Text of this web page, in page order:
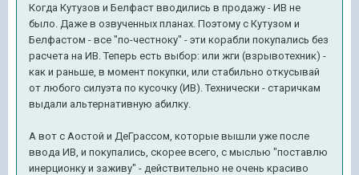
Когда Кутузов и Белфаст вводились в продажу - ИВ не
было. Даже в озвученных планах. Поэтому с Кутузом и
Белфастом - все "по-честноку" - эти корабли покупались без
расчета на ИВ. Теперь есть выбор: или жги (взрывотехник) -
как и раньше, в момент покупки, или стабильно откусывай
от любого силуэта по кусочку (ИВ). Технически - старичкам
выдали альтернативную абилку.
А вот с Аостой и ДеГрассом, которые вышли уже после
ввода ИВ, и покупались, скорее всего, с мыслью "поставлю
инерционку и заживу" - действительно не очень красиво